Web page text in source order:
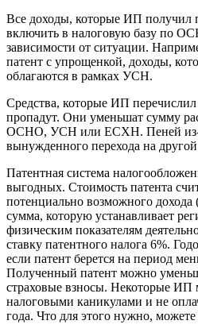
Все доходы, которые ИП получил
включить в налоговую базу
зависимости от ситуации.
патент с упрощенкой, доходы,
облагаются в рамках УСН.
Средства, которые ИП перечислил
пропадут. Они уменьшат сумму
ОСНО, УСН или ЕСХН. Пеней
вынужденного перехода на
Патентная система
выгодных. Стоимость патента
потенциально возможного
сумма, которую устанавливает
физическим показателям
ставку патентного налога 6%.
если патент берется на период
Полученный патент можно
страховые взносы. Некоторые ИП
налоговыми каникулами и не
года. Что для этого нужно, можете